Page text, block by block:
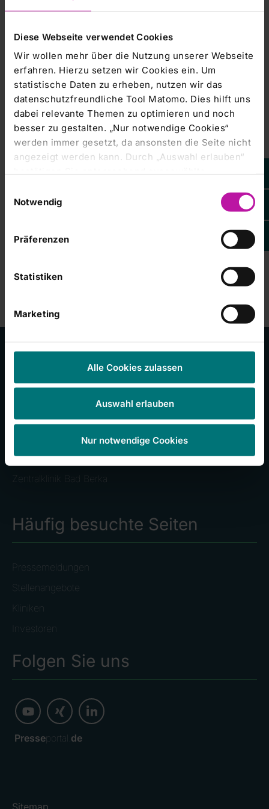
Diese Webseite verwendet Cookies
Wir wollen mehr über die Nutzung unserer Webseite
erfahren. Hierzu setzen wir Cookies ein. Um
statistische Daten zu erheben, nutzen wir das
datenschutzfreundliche Tool Matomo. Dies hilft uns
dabei relevante Themen zu optimieren und noch
besser zu gestalten. „Nur notwendige Cookies“
werden immer gesetzt, da ansonsten die Seite nicht
angezeigt werden kann. Durch „Auswahl erlauben“
erlauben Sie alle eingesetzten Cookies. Sie können
Ihre
Einstellungen anpassen. Weitere Informationen
finden Sie auch in unserer
Datenschutzerklärung
Notwendig
Präferenzen
Statistiken
Marketing
Alle Cookies zulassen
Auswahl erlauben
Nur notwendige Cookies
unterdessen die Prognose für den
Jahresüberschuss 2007 von 100 Millionen Euro./sk/sbi
Weitere Informationen: www.dpa-AFX.de
Leider steht
Ihnen dieser
Inhalt von EQS
Group AG
aktuell nicht
zur
Verfügung.
Um Ihnen das
Nutzererlebnis
zu
ermöglichen,
Einstellungen
anzupassen.
Cookies
Kursentwicklung
Unsere Kliniken
RHÖN-KLINIKUM Campus Bad Neustadt
Klinikum Frankfurt (Oder)
Universitätsklinikum Gießen und Marburg
Zentralklinik Bad Berka
Häufig besuchte Seiten
Pressemeldungen
Stellenangebote
Kliniken
Investoren
Folgen Sie uns
Presseportal. de